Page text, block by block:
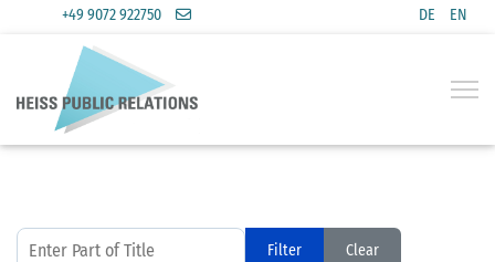
Select
DE EN
+49 9072 922750
Enter Part of Title Filter Clear